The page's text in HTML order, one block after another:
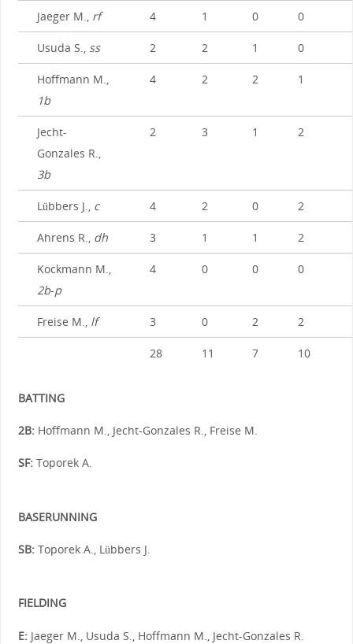
Jaeger M., rf 4 1 0 0
Usuda S., ss 2 2 1 0
Hoffmann M.,
1b
4 2 2 1
Jecht-
Gonzales R.,
3b
2 3 1 2
Lübbers J., c 4 2 0 2
Ahrens R., dh 3 1 1 2
Kockmann M.,
2b-p
4 0 0 0
Freise M., lf 3 0 2 2
28 11 7 10
BATTING
2B:Hoffmann M., Jecht-Gonzales R., Freise M.
SF:Toporek A.
BASERUNNING
SB:Toporek A., Lübbers J.
FIELDING
E:Jaeger M., Usuda S., Hoffmann M., Jecht-Gonzales R.